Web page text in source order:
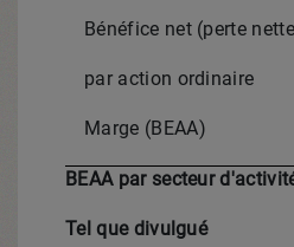
Bénéfice net (perte
par action ordinaire
Marge (BEAA)
BEAA par secteur
Tel que divulgué